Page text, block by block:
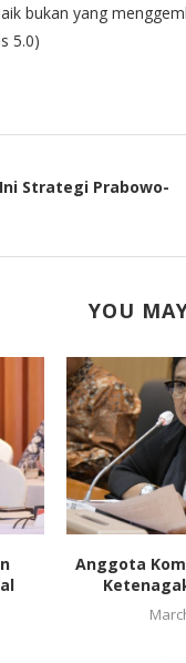
bukan yang
5.0)
Strategi Prabowo-
YOU
Anggota